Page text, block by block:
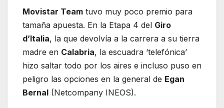
Movistar Team tuvo muy poco premio para
tamaña apuesta. En la Etapa 4 del Giro
d’Italia, la que devolvía a la carrera a su tierra
madre en Calabria, la escuadra ‘telefónica’
hizo saltar todo por los aires e incluso puso en
peligro las opciones en la general de Egan
Bernal (Netcompany INEOS).